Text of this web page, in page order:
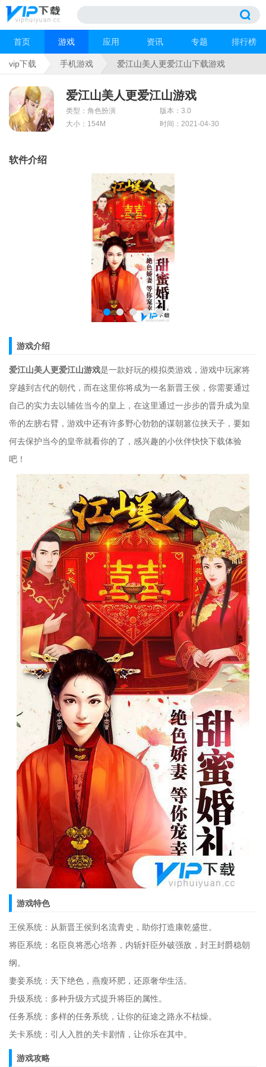
首页 游戏 应用 资讯 专题 排行榜
vip下载 手机游戏 爱江山美人更爱江山下载游戏
爱江山美人更爱江山游戏
类型：角色扮演
版本：3.0
大小：154M
时间：2021-04-30
软件介绍
游戏介绍
爱江山美人更爱江山游戏是一款好玩的模拟类游戏，游戏中玩家将
穿越到古代的朝代，而在这里你将成为一名新晋王侯，你需要通过
自己的实力去以辅佐当今的皇上，在这里通过一步步的晋升成为皇
帝的左膀右臂，游戏中还有许多野心勃勃的谋朝篡位挟天子，要如
何去保护当今的皇帝就看你的了，感兴趣的小伙伴快快下载体验
吧！
游戏特色
王侯系统：从新晋王侯到名流青史，助你打造康乾盛世。
将臣系统：名臣良将悉心培养，内斩奸臣外破强敌，封王封爵稳朝
纲。
妻妾系统：天下绝色，燕瘦环肥，还原奢华生活。
升级系统：多种升级方式提升将臣的属性。
任务系统：多样的任务系统，让你的征途之路永不枯燥。
关卡系统：引人入胜的关卡剧情，让你乐在其中。
游戏攻略